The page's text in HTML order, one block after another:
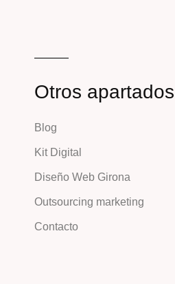
Otros
Blog
Kit Digital
Diseño Web Girona
Outsourcing marketing
Contacto